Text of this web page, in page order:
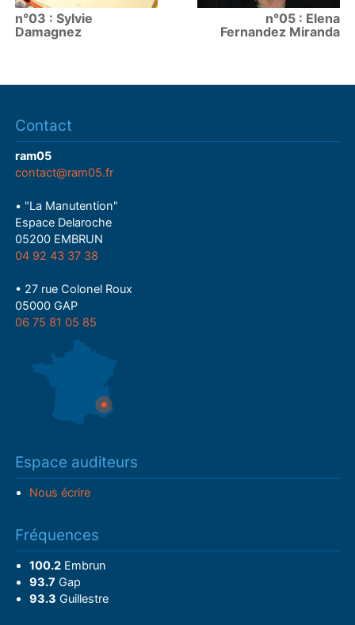
n°03 : Sylvie
Damagnez
n°05 : Elena
Fernandez Miranda
Contact
ram05
contact@ram05.fr
• "La Manutention"
Espace Delaroche
05200 EMBRUN
04 92 43 37 38
• 27 rue Colonel Roux
05000 GAP
06 75 81 05 85
Espace auditeurs
Nous écrire
Fréquences
100.2Embrun
93.7 Gap
93.3 Guillestre